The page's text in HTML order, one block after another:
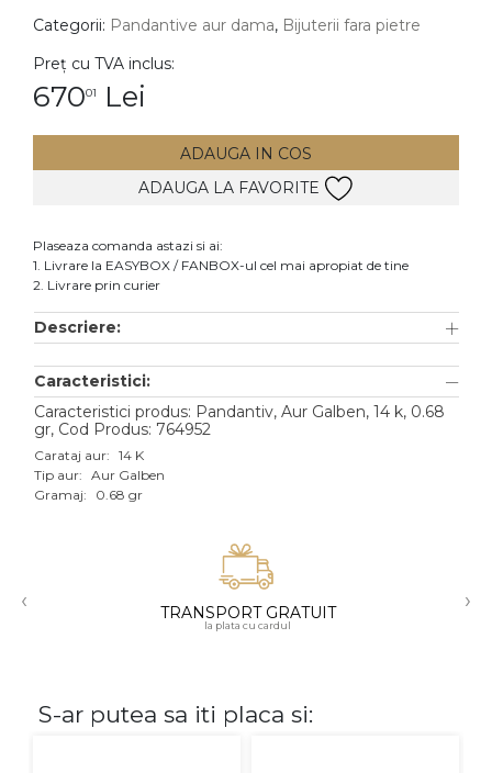
Inele
Cercei
Bratari
Lanturi
Pandantive
Accesorii
Aur galben
Aur alb
Aur roz
Categorii: Pandantive aur dama, Bijuterii fara pietre
Preț cu TVA inclus:
67001 Lei
ADAUGA IN COS
ADAUGA LA FAVORITE
Plaseaza comanda astazi si ai:
1. Livrare la EASYBOX / FANBOX-ul cel mai apropiat de tine
2. Livrare prin curier
Descriere:
Caracteristici:
Caracteristici produs: Pandantiv, Aur Galben, 14 k, 0.68
gr, Cod Produs: 764952
Carataj aur: 14 K
Tip aur: Aur Galben
Gramaj:
0.68 gr
‹ TRANSPORT GRATUIT
la plata cu cardul
›
S-ar putea sa iti placa si: